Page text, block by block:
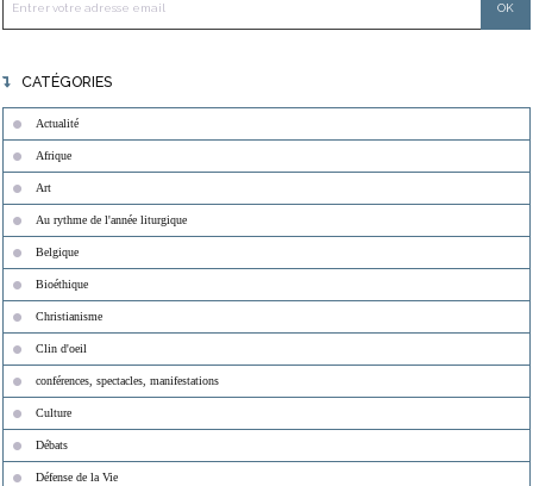
CATÉGORIES
Actualité
Afrique
Art
Au rythme de l'année liturgique
Belgique
Bioéthique
Christianisme
Clin d'oeil
conférences, spectacles, manifestations
Culture
Débats
Défense de la Vie